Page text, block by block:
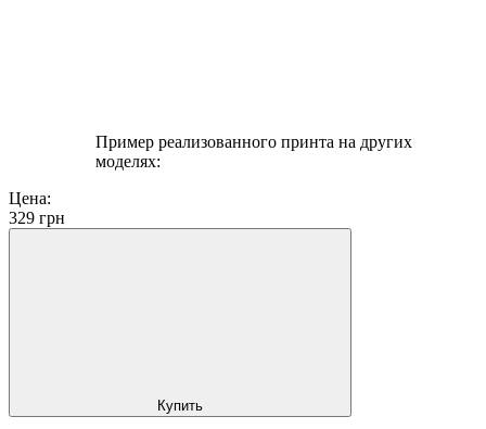
Пример реализованного принта на других
моделях:
Цена:
329 грн
Купить